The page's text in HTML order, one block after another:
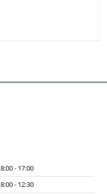
8:00 - 17:00
8:00 - 12:30